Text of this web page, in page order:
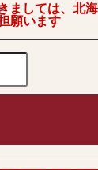
ましては、北
願います